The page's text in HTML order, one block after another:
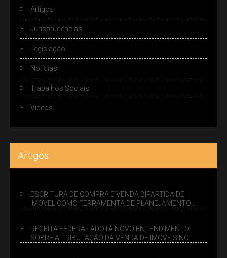
Artigos
Jurisprudências
Legislação
Notícias
Trabalhos Sociais
Vídeos
Artigos
ESCRITURA DE COMPRA E VENDA BIPARTIDA DE
IMÓVEL COMO FERRAMENTA DE PLANEJAMENTO
RECEITA FEDERAL ADOTA NOVO ENTENDIMENTO
SOBRE A TRIBUTAÇÃO DA VENDA DE IMÓVEIS NO